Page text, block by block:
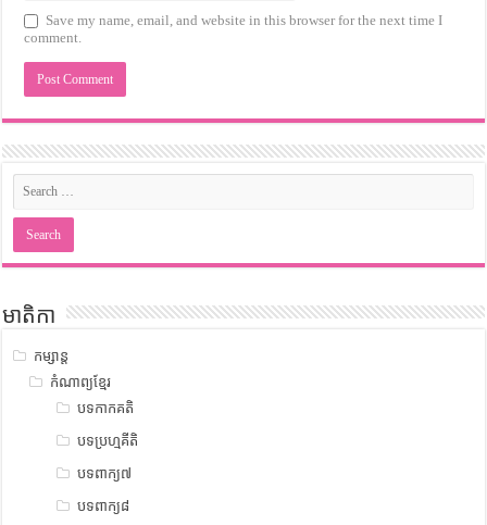
Save my name, email, and website in this browser for the next time I
comment.
មាតិកា
កម្សាន្ត
កំណាព្យខ្មែរ
បទកាកគតិ
បទប្រហ្មគីតិ
បទពាក្យ៧
បទពាក្យ៨